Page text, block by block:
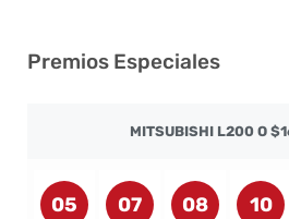
Premios Especiales
MITSUBISHI L200 O
05 07 08 10